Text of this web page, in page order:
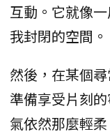
互動。它就像
我封閉的空間。
然後，在某個
準備享受片刻
氣依然那麼輕